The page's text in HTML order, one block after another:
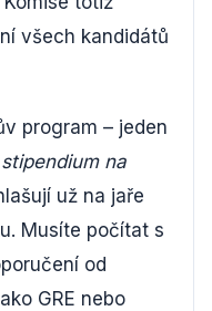
všech kandidátů
program – jeden
stipendium na
už na jaře
Musíte počítat s
od
GRE nebo